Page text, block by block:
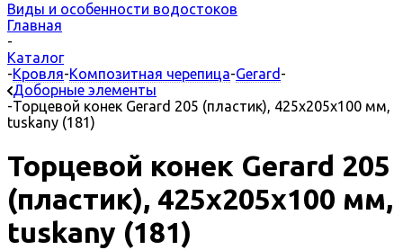
Виды и особенности водостоков
Главная
-
Каталог
-Кровля-Композитная черепица-Gerard -
Доборные элементы
-Торцевой конек Gerard 205 (пластик), 425х205х100 мм,
tuskany (181)
Торцевой конек Gerard 205
(пластик), 425х205х100 мм,
tuskany (181)